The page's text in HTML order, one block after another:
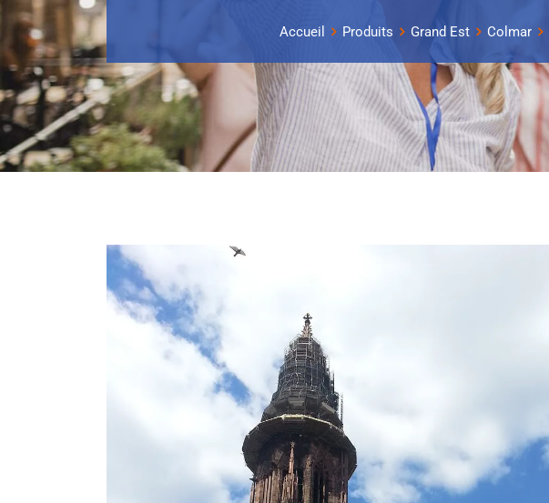
Accueil Produits Grand Est Colmar